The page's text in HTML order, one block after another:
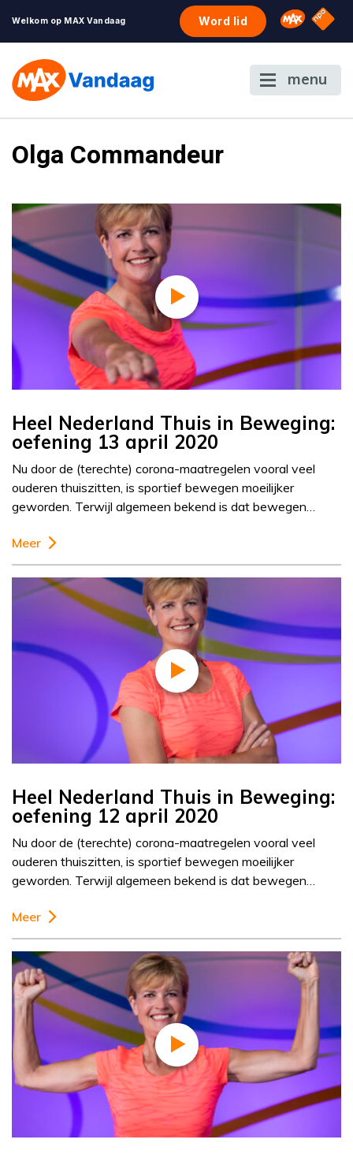
Welkom op MAX Vandaag Word lid Omroep
NPO
menu
Olga Commandeur
Heel Nederland Thuis in Beweging:
oefening 13 april 2020
Nu door de (terechte) corona-maatregelen vooral veel
ouderen thuiszitten, is sportief bewegen moeilijker
geworden. Terwijl algemeen bekend is dat bewegen…
Meer
Heel Nederland Thuis in Beweging:
oefening 12 april 2020
Nu door de (terechte) corona-maatregelen vooral veel
ouderen thuiszitten, is sportief bewegen moeilijker
geworden. Terwijl algemeen bekend is dat bewegen…
Meer